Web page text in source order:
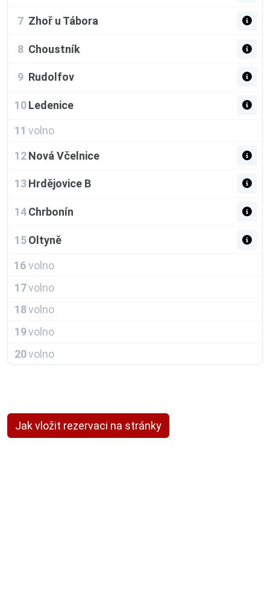
7 Zhoř u Tábora
8 Choustník
9 Rudolfov
10 Ledenice
11 volno
12 Nová Včelnice
13 Hrdějovice B
14 Chrbonín
15 Oltyně
16volno
17volno
18volno
19volno
20volno
Jak vložit rezervaci na stránky